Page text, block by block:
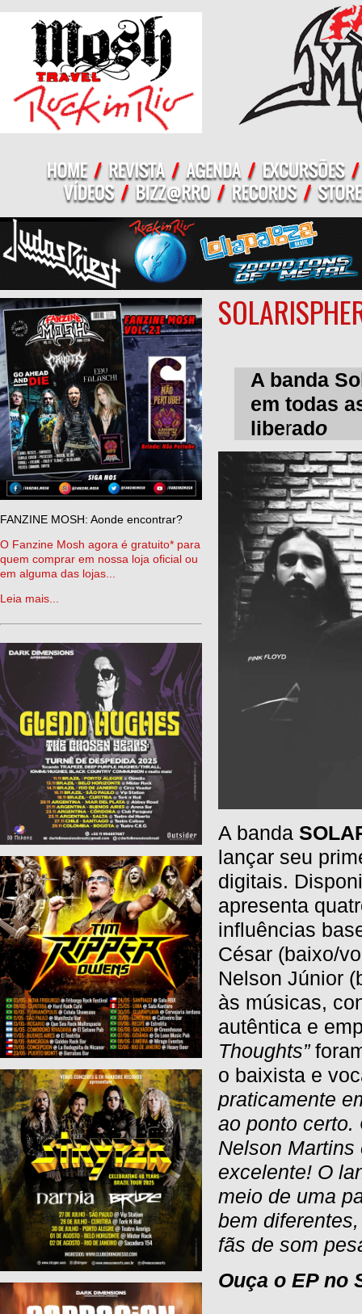
FANZINE MOSH: Aonde encontrar?
O Fanzine Mosh agora é gratuito* para
quem comprar em nossa loja oficial ou
em alguma das lojas...
Leia mais...
A banda
em todas
liberado
A banda
lançar seu
digitais.
apresenta
influências
César (baixo/
Nelson Júnior
às músicas,
autêntica e
Thoughts”
o baixista e
praticamente
ao ponto certo.
Nelson
excelente! O
meio de uma
bem
fãs de som
Ouça o EP no